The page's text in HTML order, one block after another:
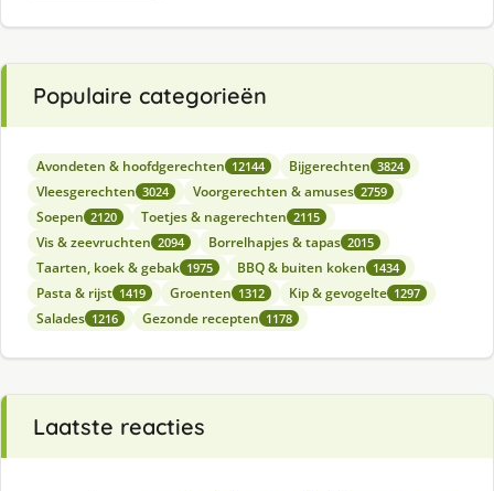
Populaire categorieën
Avondeten & hoofdgerechten 12144 Bijgerechten 3824
Vleesgerechten 3024 Voorgerechten & amuses 2759
Soepen 2120 Toetjes & nagerechten 2115
Vis & zeevruchten 2094 Borrelhapjes & tapas 2015
Taarten, koek & gebak 1975 BBQ & buiten koken 1434
Pasta & rijst 1419 Groenten 1312 Kip & gevogelte 1297
Salades 1216 Gezonde recepten 1178
Laatste reacties